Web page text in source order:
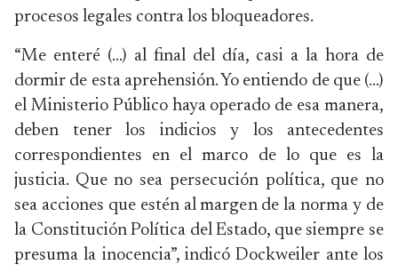
procesos legales contra los bloqueadores.
“Me enteré (...) al final del día, casi a la hora de
dormir de esta aprehensión. Yo entiendo de que (...)
el Ministerio Público haya operado de esa manera,
deben tener los indicios y los antecedentes
correspondientes en el marco de lo que es la
justicia. Que no sea persecución política, que no
sea acciones que estén al margen de la norma y de
la Constitución Política del Estado, que siempre se
presuma la inocencia”, indicó Dockweiler ante los